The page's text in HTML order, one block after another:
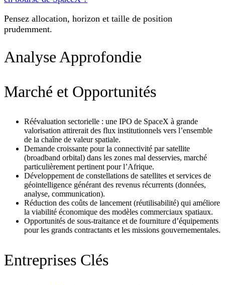
Pensez allocation, horizon et taille de position
prudemment.
Analyse Approfondie
Marché et Opportunités
Réévaluation sectorielle : une IPO de SpaceX à grande
valorisation attirerait des flux institutionnels vers l’ensemble
de la chaîne de valeur spatiale.
Demande croissante pour la connectivité par satellite
(broadband orbital) dans les zones mal desservies, marché
particulièrement pertinent pour l’Afrique.
Développement de constellations de satellites et services de
géointelligence générant des revenus récurrents (données,
analyse, communication).
Réduction des coûts de lancement (réutilisabilité) qui améliore
la viabilité économique des modèles commerciaux spatiaux.
Opportunités de sous-traitance et de fourniture d’équipements
pour les grands contractants et les missions gouvernementales.
Entreprises Clés